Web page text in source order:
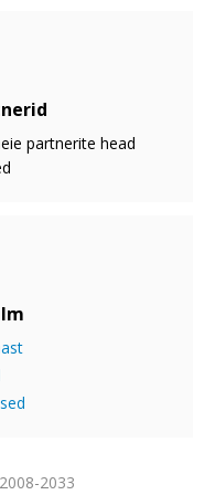
partnerite head
2033